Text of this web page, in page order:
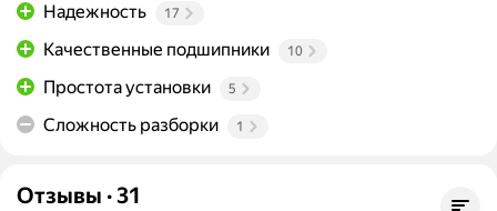
Надежность
17
Качественные подшипники 10
Простота установки 5
Сложность разборки 1
Отзывы · 31